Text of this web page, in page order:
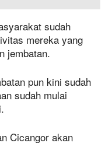
sudah
mereka yang
jembatan.
pun kini sudah
sudah mulai
Cicangor akan